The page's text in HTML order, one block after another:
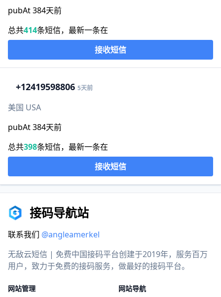
pubAt 384天前
总共414条短信，最新一条在
接收短信
+12419598806 5天前
美国 USA
pubAt 384天前
总共398条短信，最新一条在
接收短信
接码导航站
联系我们 @angleamerkel
无敌云短信 | 免费中国接码平台创建于2019年，服务百万
用户，致力于免费的接码服务，做最好的接码平台。
网站管理 网站导航